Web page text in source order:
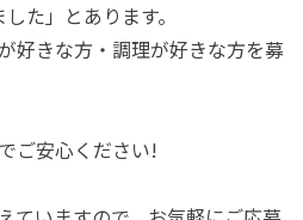
た」とあります。
好きな方・調理が好きな方を募
ご安心ください!